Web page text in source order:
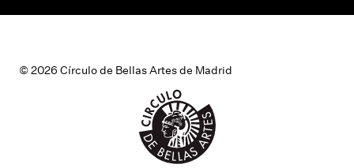
© 2026 Círculo de Bellas Artes de Madrid